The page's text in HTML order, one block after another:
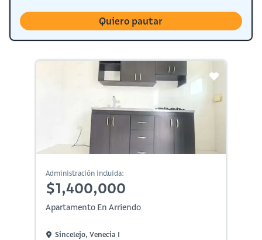
Quiero pautar
Administración incluida:
$1,400,000
Apartamento En Arriendo
Sincelejo, Venecia I